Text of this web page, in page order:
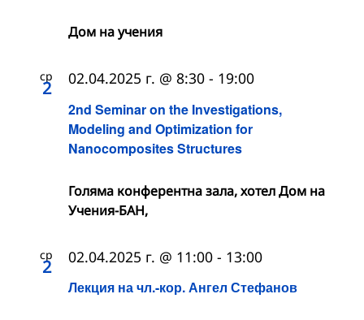
Дом на учения
ср
2
2nd Seminar on the Investigations,
Modeling and Optimization for
Nanocomposites Structures
02.04.2025 г. @ 8:30 - 19:00
Голяма конферентна зала, хотел Дом на
Учения-БАН,
ср
2
Лекция на чл.-кор. Ангел Стефанов
02.04.2025 г. @ 11:00 - 13:00